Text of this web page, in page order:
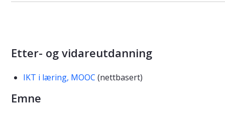
Etter- og vidareutdanning
IKT i læring, MOOC (nettbasert)
Emne